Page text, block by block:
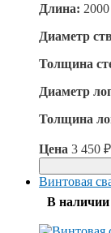
Длина:
Диаметр
Толщина
Диаметр
Толщина
Цена 3 450 ₽
Винтовая
В наличии